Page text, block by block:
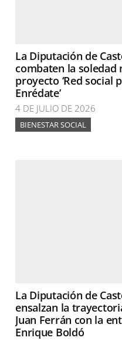
La Diputación de
combaten la soledad
proyecto ‘Red social
Enrédate’
4 DE JULIO DE 2026
BIENESTAR SOCIAL
La Diputación de
ensalzan la
Juan Ferrán con la
Enrique Boldó